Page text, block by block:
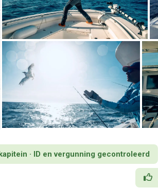
· ID en vergunning gecontroleerd